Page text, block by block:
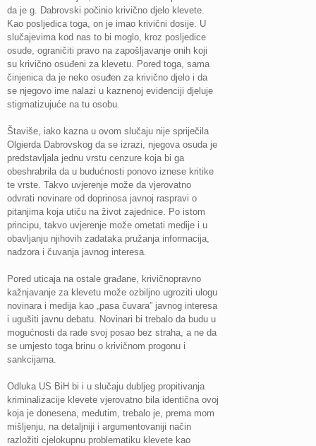
da je g. Dabrovski počinio krivično djelo klevete.
Kao posljedica toga, on je imao krivični dosije. U
slučajevima kod nas to bi moglo, kroz posljedice
osude, ograničiti pravo na zapošljavanje onih koji
su krivično osuđeni za klevetu. Pored toga, sama
činjenica da je neko osuđen za krivično djelo i da
se njegovo ime nalazi u kaznenoj evidenciji djeluje
stigmatizujuće na tu osobu.
Štaviše, iako kazna u ovom slučaju nije spriječila
Olgierda Dabrovskog da se izrazi, njegova osuda je
predstavljala jednu vrstu cenzure koja bi ga
obeshrabrila da u budućnosti ponovo iznese kritike
te vrste. Takvo uvjerenje može da vjerovatno
odvrati novinare od doprinosa javnoj raspravi o
pitanjima koja utiču na život zajednice. Po istom
principu, takvo uvjerenje može ometati medije i u
obavljanju njihovih zadataka pružanja informacija,
nadzora i čuvanja javnog interesa.
Pored uticaja na ostale građane, krivičnopravno
kažnjavanje za klevetu može ozbiljno ugroziti ulogu
novinara i medija kao „pasa čuvara” javnog interesa
i ugušiti javnu debatu. Novinari bi trebalo da budu u
mogućnosti da rade svoj posao bez straha, a ne da
se umjesto toga brinu o krivičnom progonu i
sankcijama.
Odluka US BiH bi i u slučaju dubljeg propitivanja
kriminalizacije klevete vjerovatno bila identična ovoj
koja je donesena, međutim, trebalo je, prema mom
mišljenju, na detaljniji i argumentovaniji način
razložiti cjelokupnu problematiku klevete kao